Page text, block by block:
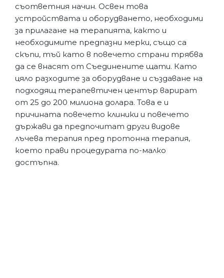
съответния начин. Освен това
устройствата и оборудването, необходими
за прилагане на терапията, както и
необходимите предпазни мерки, също са
скъпи, тъй като в повечето страни трябва
да се внасят от Съединените щати. Като
цяло разходите за оборудване и създаване на
подходящ терапевтичен център варират
от 25 до 200 милиона долара. Това е и
причината повечето клиники и повечето
държави да предпочитат други видове
лъчева терапия пред протонна терапия,
което прави процедурата по-малко
достъпна.